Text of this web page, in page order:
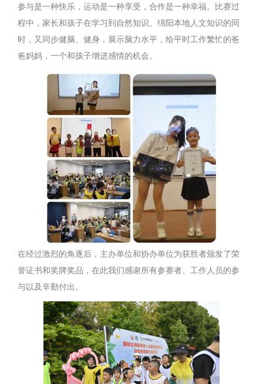
参与是一种快乐，运动是一种享受，合作是一种幸福。比赛过
程中，家长和孩子在学习到自然知识、绵阳本地人文知识的同
时，又同步健脑、健身，展示脑力水平，给平时工作繁忙的爸
爸妈妈，一个和孩子增进感情的机会。
在经过激烈的角逐后，主办单位和协办单位为获胜者颁发了荣
誉证书和奖牌奖品，在此我们感谢所有参赛者、工作人员的参
与以及辛勤付出。